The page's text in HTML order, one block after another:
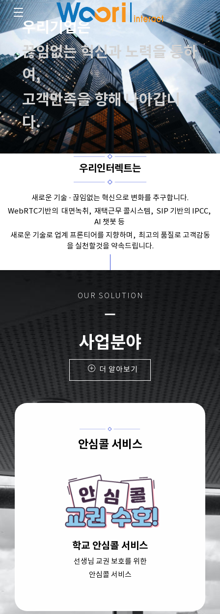
우리기업은
끊임없는 혁신과 노력을 통하
여,
고객만족을 향해 나아갑니
다.
우리인터렉트는
새로운 기술 · 끊임없는 혁신으로 변화를 추구합니다.
WebRTC기반의 대면녹취, 재택근무 콜시스템, SIP 기반의 IPCC,
AI 챗봇 등
새로운 기술로 업계 프론티어를 지향하며, 최고의 품질로 고객감동
을 실천할것을 약속드립니다.
OUR SOLUTION
remove
사업분야
더 알아보기
안심콜 서비스
학교 안심콜 서비스
선생님 교권 보호를 위한
안심콜 서비스